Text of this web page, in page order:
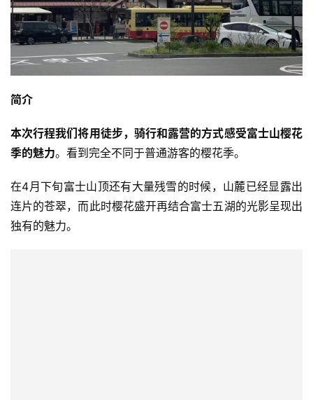
简介
本次行程我们将用徒步，骑行和露营的方式感受富士山樱花
季的魅力。看到完全不同于普通游客的樱花季。
在4月下旬富士山顶还有大量残雪的时候，山麓已经显露出
连片的苍翠，而此时樱花盛开再结合富士五湖的光影呈现出
独有的魅力。